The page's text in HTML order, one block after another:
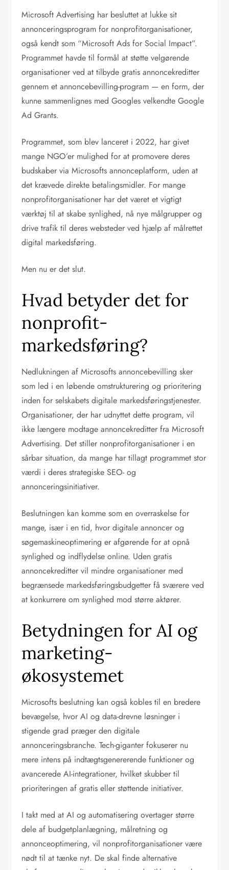
Microsoft Advertising har besluttet at lukke sit
annonceringsprogram for nonprofitorganisationer,
også kendt som “Microsoft Ads for Social Impact”.
Programmet havde til formål at støtte velgørende
organisationer ved at tilbyde gratis annoncekreditter
gennem et annoncebevilling-program — en form, der
kunne sammenlignes med Googles velkendte Google
Ad Grants.
Programmet, som blev lanceret i 2022, har givet
mange NGO’er mulighed for at promovere deres
budskaber via Microsofts annonceplatform, uden at
det krævede direkte betalingsmidler. For mange
nonprofitorganisationer har det været et vigtigt
værktøj til at skabe synlighed, nå nye målgrupper og
drive trafik til deres websteder ved hjælp af målrettet
digital markedsføring.
Men nu er det slut.
Hvad betyder det for
nonprofit-
markedsføring?
Nedlukningen af Microsofts annoncebevilling sker
som led i en løbende omstrukturering og prioritering
inden for selskabets digitale markedsføringstjenester.
Organisationer, der har udnyttet dette program, vil
ikke længere modtage annoncekreditter fra Microsoft
Advertising. Det stiller nonprofitorganisationer i en
sårbar situation, da mange har tillagt programmet stor
værdi i deres strategiske SEO- og
annonceringsinitiativer.
Beslutningen kan komme som en overraskelse for
mange, især i en tid, hvor digitale annoncer og
søgemaskineoptimering er afgørende for at opnå
synlighed og indflydelse online. Uden gratis
annoncekreditter vil mindre organisationer med
begrænsede markedsføringsbudgetter få sværere ved
at konkurrere om synlighed mod større aktører.
Betydningen for AI og
marketing-
økosystemet
Microsofts beslutning kan også kobles til en bredere
bevægelse, hvor AI og data-drevne løsninger i
stigende grad præger den digitale
annonceringsbranche. Tech-giganter fokuserer nu
mere intens på indtægtsgenererende funktioner og
avancerede AI-integrationer, hvilket skubber til
prioriteringen af gratis eller støttende initiativer.
I takt med at AI og automatisering overtager større
dele af budgetplanlægning, målretning og
annonceoptimering, vil nonprofitorganisationer være
nødt til at tænke nyt. De skal finde alternative